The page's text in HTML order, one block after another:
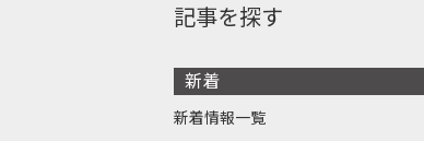
記事を探す
新着
新着情報一覧